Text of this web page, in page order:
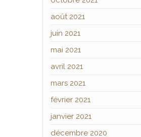
août 2021
juin 2021
mai 2021
avril 2021
mars 2021
février 2021
janvier 2021
décembre 2020